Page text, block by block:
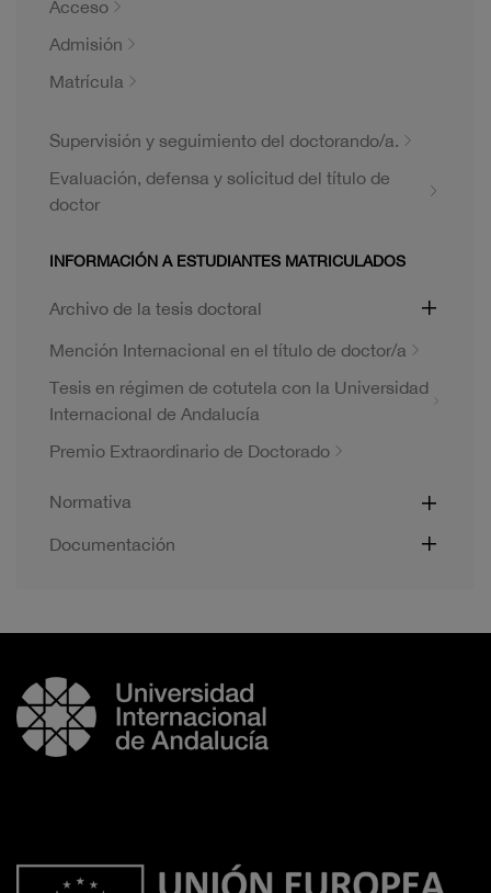
Acceso
Admisión
Matrícula
Supervisión y seguimiento del doctorando/a.
Evaluación, defensa y solicitud del título de
doctor
INFORMACIÓN A ESTUDIANTES MATRICULADOS
Archivo de la tesis doctoral
Mención Internacional en el título de doctor/a
Tesis en régimen de cotutela con la Universidad
Internacional de Andalucía
Premio Extraordinario de Doctorado
Normativa
Documentación